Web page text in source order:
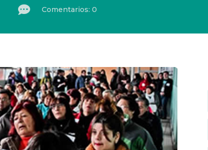
 Comentarios: 0